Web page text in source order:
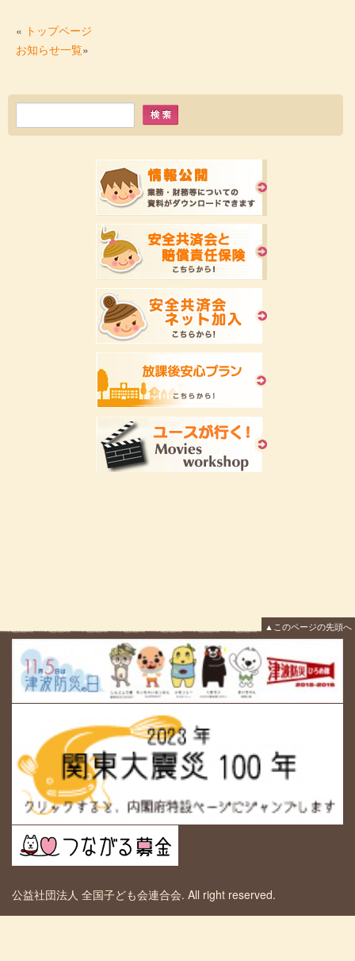
« トップページ
お知らせ一覧»
▲このページの先頭へ
公益社団法人 全国子ども会連合会. All right reserved.